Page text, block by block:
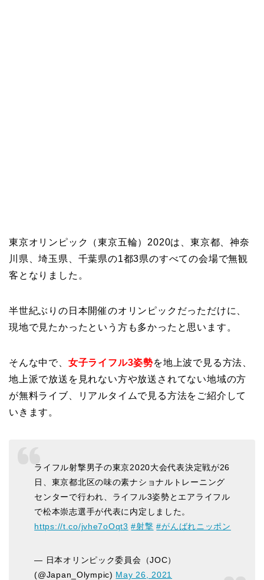
東京オリンピック（東京五輪）2020は、東京都、神奈
川県、埼玉県、千葉県の1都3県のすべての会場で無観
客となりました。
半世紀ぶりの日本開催のオリンピックだっただけに、
現地で見たかったという方も多かったと思います。
そんな中で、 女子ライフル3姿勢を地上波で見る方法、
地上派で放送を見れない方や放送されてない地域の方
が無料ライブ、リアルタイムで見る方法をご紹介して
いきます。
ライフル射撃男子の東京2020大会代表決定戦が26
日、東京都北区の味の素ナショナルトレーニング
センターで行われ、ライフル3姿勢とエアライフル
で松本崇志選手が代表に内定しました。
https://t.co/jvhe7oOqt3 #射撃 #がんばれニッポン
— 日本オリンピック委員会（JOC）
(@Japan_Olympic) May 26, 2021